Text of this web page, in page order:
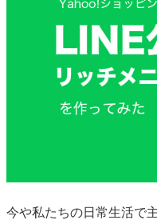
今や私たちの日常生活で